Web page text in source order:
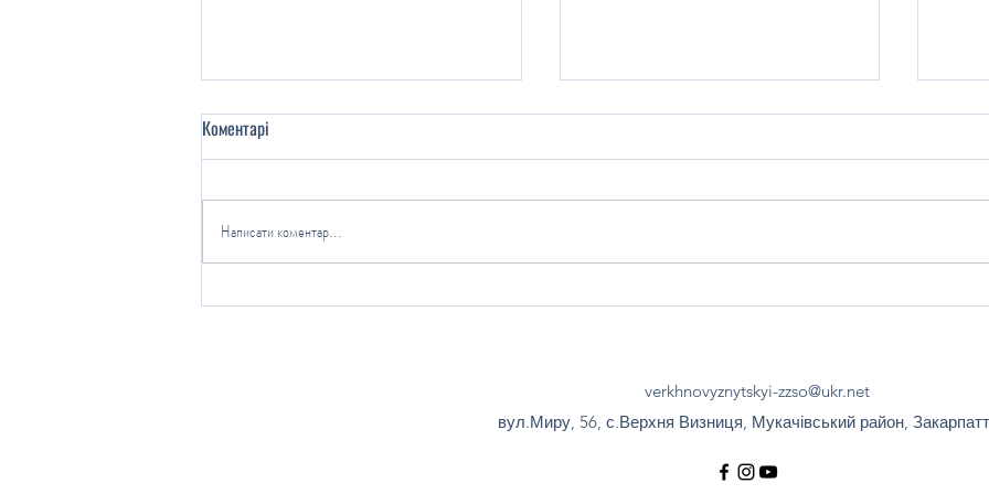
Здоров’я на тарілці: як у нашому
Протидія залученню, вербуванню
Коментарі
Написати коментар...
verkhnovyznytskyi-zzso@ukr.net
вул.Миру, 56, с.Верхня Визниця, Мукачівський район,